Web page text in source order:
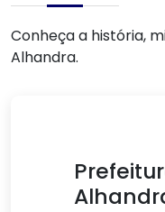
Conheça a história,
Alhandra.